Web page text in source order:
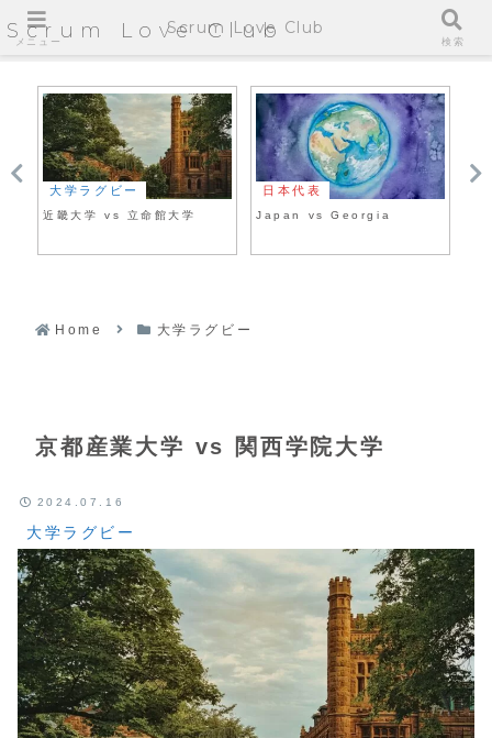
Scrum Love Club
大学ラグビー
近畿大学 vs 立命館大学
日本代表
Japan vs Georgia
Home 大学ラグビー
京都産業大学 vs 関西学院大学
大学ラグビー
2024.07.16
メニュー
Scrum Love Club
検索